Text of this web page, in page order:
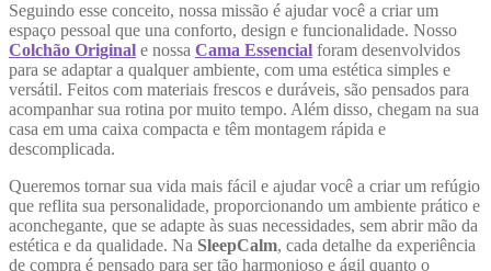
Seguindo esse conceito, nossa missão é ajudar você a criar um
espaço pessoal que una conforto, design e funcionalidade. Nosso
Colchão Original e nossa Cama Essencial foram desenvolvidos
para se adaptar a qualquer ambiente, com uma estética simples e
versátil. Feitos com materiais frescos e duráveis, são pensados para
acompanhar sua rotina por muito tempo. Além disso, chegam na sua
casa em uma caixa compacta e têm montagem rápida e
descomplicada.
Queremos tornar sua vida mais fácil e ajudar você a criar um refúgio
que reflita sua personalidade, proporcionando um ambiente prático e
aconchegante, que se adapte às suas necessidades, sem abrir mão da
estética e da qualidade. Na SleepCalm, cada detalhe da experiência
de compra é pensado para ser tão harmonioso e ágil quanto o